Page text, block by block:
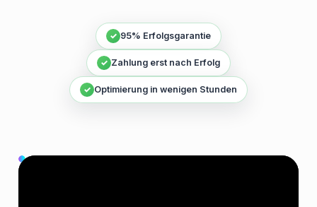
✓ 95% Erfolgsgarantie
✓ Zahlung erst nach Erfolg
✓ Optimierung in wenigen Stunden